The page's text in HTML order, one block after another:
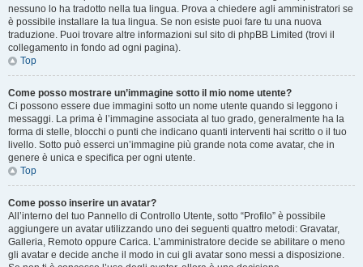
nessuno lo ha tradotto nella tua lingua. Prova a chiedere agli amministratori se
è possibile installare la tua lingua. Se non esiste puoi fare tu una nuova
traduzione. Puoi trovare altre informazioni sul sito di phpBB Limited (trovi il
collegamento in fondo ad ogni pagina).
Top
Come posso mostrare un’immagine sotto il mio nome utente?
Ci possono essere due immagini sotto un nome utente quando si leggono i
messaggi. La prima è l’immagine associata al tuo grado, generalmente ha la
forma di stelle, blocchi o punti che indicano quanti interventi hai scritto o il tuo
livello. Sotto può esserci un’immagine più grande nota come avatar, che in
genere è unica e specifica per ogni utente.
Top
Come posso inserire un avatar?
All’interno del tuo Pannello di Controllo Utente, sotto “Profilo” è possibile
aggiungere un avatar utilizzando uno dei seguenti quattro metodi: Gravatar,
Galleria, Remoto oppure Carica. L’amministratore decide se abilitare o meno
gli avatar e decide anche il modo in cui gli avatar sono messi a disposizione.